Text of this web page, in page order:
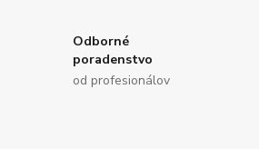
Odborné
poradenstvo
od profesionálov